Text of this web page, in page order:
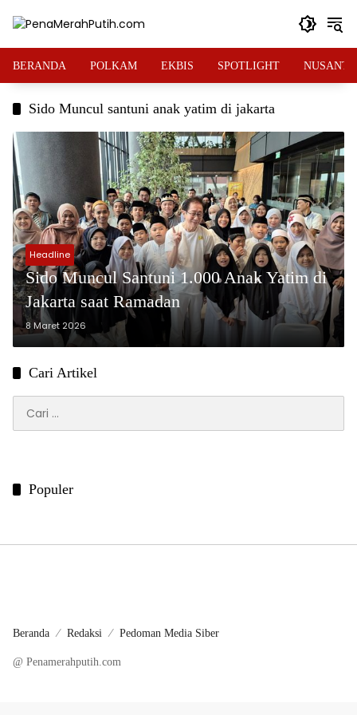
BERANDA POLKAM EKBIS SPOTLIGHT
Sido Muncul santuni anak yatim di jakarta
Headline
Sido Muncul Santuni 1.000 Anak Yatim di
Jakarta saat Ramadan
8 Maret 2026
Cari Artikel
untuk:
Populer
Beranda Redaksi Pedoman Media Siber
@ Penamerahputih.com